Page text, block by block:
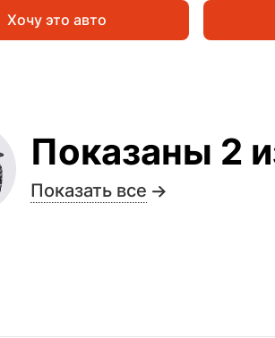
Хочу это авто
Показаны 2
Показать все